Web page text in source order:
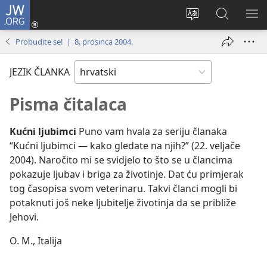
JW.ORG
Promijeni
Prijava
(otvara
prozor)
JW.ORG
|
Pretraga
Probudite se! | 8. prosinca 2004.
JEZIK ČLANKA
Pisma čitalaca
Kućni ljubimci Puno vam hvala za seriju članaka
“Kućni ljubimci — kako gledate na njih?” (22. veljače
2004). Naročito mi se svidjelo to što se u člancima
pokazuje ljubav i briga za životinje. Dat ću primjerak
tog časopisa svom veterinaru. Takvi članci mogli bi
potaknuti još neke ljubitelje životinja da se približe
Jehovi.
O. M., Italija